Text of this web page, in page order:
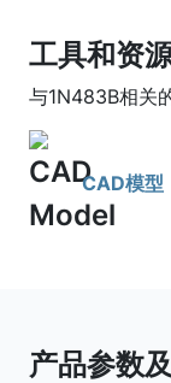
工具和资
与1N483B相关
CAD模型
产品参数